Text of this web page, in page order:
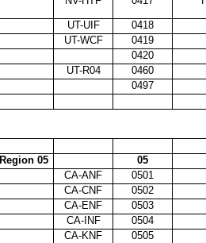
UT-UIF
0418
UT-WCF
0419
0420
UT-R04
0460
0497
Region 05
05
CA-ANF
0501
CA-CNF
0502
CA-ENF
0503
CA-INF
0504
CA-KNF
0505